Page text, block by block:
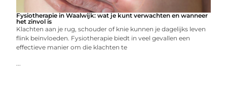
Fysiotherapie in Waalwijk: wat je kunt verwachten en wanneer
het zinvol is
Klachten aan je rug, schouder of knie kunnen je dagelijks leven
flink beïnvloeden. Fysiotherapie biedt in veel gevallen een
effectieve manier om die klachten te
...